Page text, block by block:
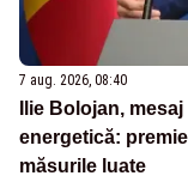
7 aug. 2026, 08:40
Ilie Bolojan,
energetică:
măsurile luate